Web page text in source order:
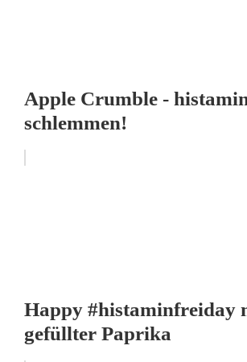
Apple Crumble -
schlemmen!
Happy #histaminfreiday
gefüllter Paprika